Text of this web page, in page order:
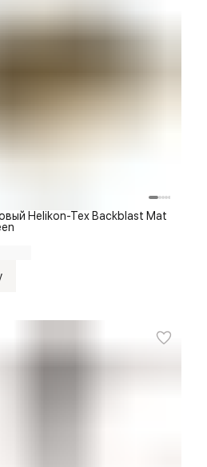
Helikon-Tex Backblast Mat